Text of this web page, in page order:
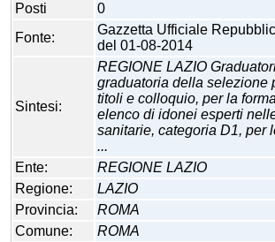
Posti
0
Fonte:
Gazzetta Ufficiale
del 01-08-2014
Sintesi:
REGIONE LAZIO
graduatoria della selezione
titoli e colloquio, per la
elenco di idonei esperti
sanitarie, categoria D1, per
...
Ente:
REGIONE LAZIO
Regione:
LAZIO
Provincia:
ROMA
Comune:
ROMA